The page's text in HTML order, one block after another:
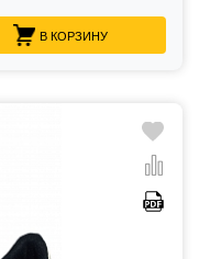
В КОРЗИНУ